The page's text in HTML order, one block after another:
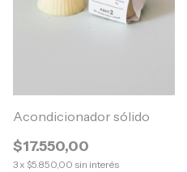
Acondicionador sólido
$17.550,00
3x $5.850,00 sin interés